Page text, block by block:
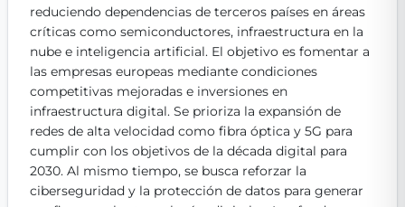
Get Involved
Become a member:Join us to advance digital democracy
Volunteer:Contribute your skills in technology, design,
Support democracy:Help us strengthen accountability
reduciendo dependencias de terceros países en áreas
críticas como semiconductores, infraestructura en la
nube e inteligencia artificial. El objetivo es fomentar a
las empresas europeas mediante condiciones
competitivas mejoradas e inversiones en
infraestructura digital. Se prioriza la expansión de
redes de alta velocidad como fibra óptica y 5G para
cumplir con los objetivos de la década digital para
2030. Al mismo tiempo, se busca reforzar la
ciberseguridad y la protección de datos para generar